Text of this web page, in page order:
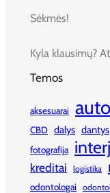
Sėkmės!
Kyla klausimų?
Temos
aksesuarai
CBD dalys dantys
fotografija
kreditai logistika
odontologai